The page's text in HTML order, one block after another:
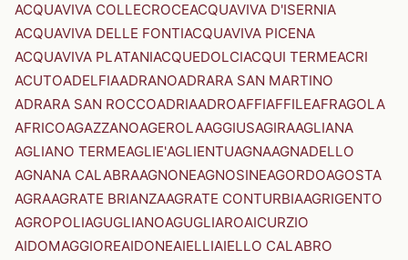
ACQUAVIVA COLLECROCEACQUAVIVA D'ISERNIA
ACQUAVIVA DELLE FONTIACQUAVIVA PICENA
ACQUAVIVA PLATANIACQUEDOLCIACQUI TERMEACRI
ACUTOADELFIAADRANOADRARA SAN MARTINO
ADRARA SAN ROCCOADRIAADROAFFIAFFILEAFRAGOLA
AFRICOAGAZZANOAGEROLAAGGIUSAGIRAAGLIANA
AGLIANO TERMEAGLIE'AGLIENTUAGNAAGNADELLO
AGNANA CALABRAAGNONEAGNOSINEAGORDOAGOSTA
AGRAAGRATE BRIANZAAGRATE CONTURBIAAGRIGENTO
AGROPOLIAGUGLIANOAGUGLIAROAICURZIO
AIDOMAGGIOREAIDONEAIELLIAIELLO CALABRO